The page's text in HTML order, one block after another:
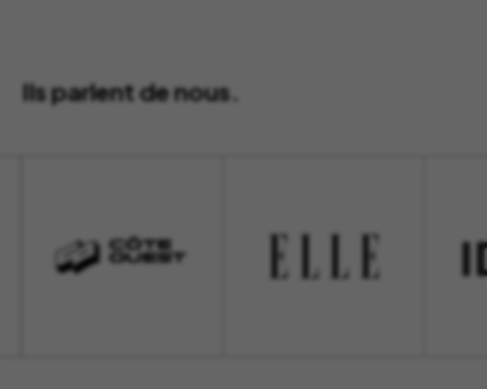
Ils parlent de nous.